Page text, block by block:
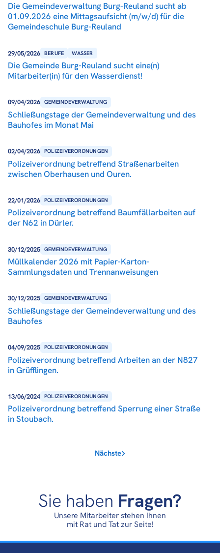
Die Gemeindeverwaltung Burg-Reuland sucht ab
01.09.2026 eine Mittagsaufsicht (m/w/d) für die
Gemeindeschule Burg-Reuland
29/05/2026 BERUFE WASSER
Die Gemeinde Burg-Reuland sucht eine(n)
Mitarbeiter(in) für den Wasserdienst!
09/04/2026 GEMEINDEVERWALTUNG
Schließungstage der Gemeindeverwaltung und des
Bauhofes im Monat Mai
02/04/2026 POLIZEIVERORDNUNGEN
Polizeiverordnung betreffend Straßenarbeiten
zwischen Oberhausen und Ouren.
22/01/2026 POLIZEIVERORDNUNGEN
Polizeiverordnung betreffend Baumfällarbeiten auf
der N62 in Dürler.
30/12/2025 GEMEINDEVERWALTUNG
Müllkalender 2026 mit Papier-Karton-
Sammlungsdaten und Trennanweisungen
30/12/2025 GEMEINDEVERWALTUNG
Schließungstage der Gemeindeverwaltung und des
Bauhofes
04/09/2025 POLIZEIVERORDNUNGEN
Polizeiverordnung betreffend Arbeiten an der N827
in Grüfflingen.
13/06/2024 POLIZEIVERORDNUNGEN
Polizeiverordnung betreffend Sperrung einer Straße
in Stoubach.
Nächste
Sie haben Fragen?
Unsere Mitarbeiter stehen Ihnen
mit Rat und Tat zur Seite!